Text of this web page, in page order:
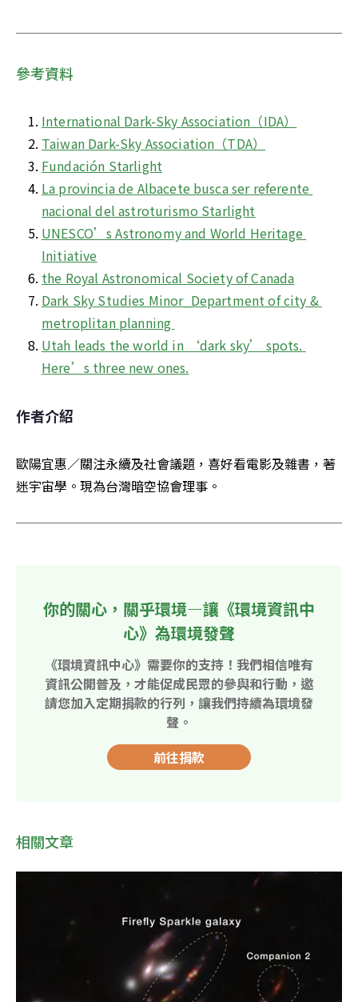
參考資料
International Dark-Sky Association（IDA）
Taiwan Dark-Sky Association（TDA）
Fundación Starlight
La provincia de Albacete busca ser referente
nacional del astroturismo Starlight
UNESCO’s Astronomy and World Heritage
Initiative
the Royal Astronomical Society of Canada
Dark Sky Studies Minor_Department of city &
metroplitan planning
Utah leads the world in ‘dark sky’ spots.
Here’s three new ones.
作者介紹
歐陽宜惠／關注永續及社會議題，喜好看電影及雜書，著
迷宇宙學。現為台灣暗空協會理事。
你的關心，關乎環境—讓《環境資訊中
心》為環境發聲
《環境資訊中心》需要你的支持！我們相信唯有
資訊公開普及，才能促成民眾的參與和行動，邀
請您加入定期捐款的行列，讓我們持續為環境發
聲。
前往捐款
相關文章